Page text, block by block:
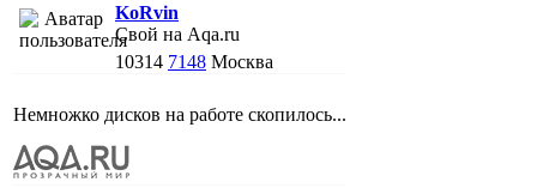
KoRvin
Свой на Aqa.ru
10314 7148 Москва
Немножко дисков на работе скопилось...